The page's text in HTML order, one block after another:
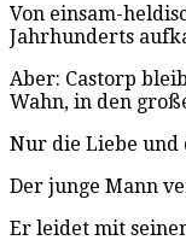
Von einsam-
Jahrhunderts
Aber: Castorp
Wahn, in den
Nur die Liebe und
Der junge Mann
Er leidet mit